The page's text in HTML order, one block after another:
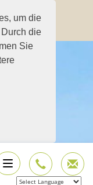
um die
die
Sie